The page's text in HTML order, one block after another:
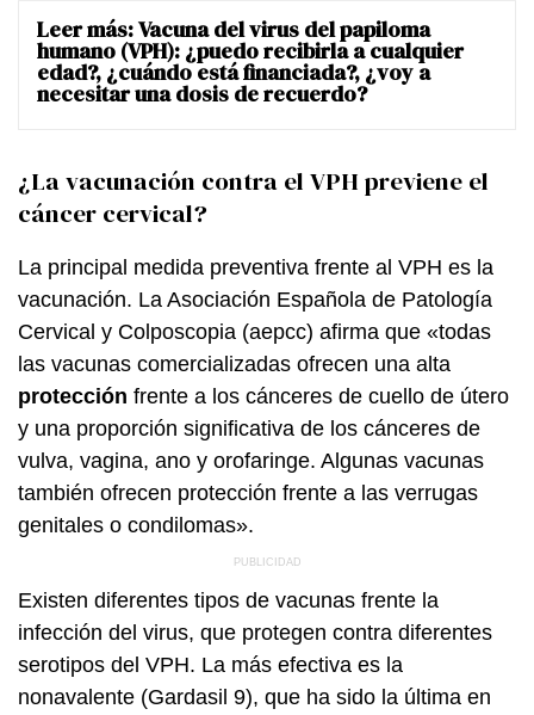
Leer más:Vacuna del virus del papiloma
humano (VPH): ¿puedo recibirla a cualquier
edad?, ¿cuándo está financiada?, ¿voy a
necesitar una dosis de recuerdo?
¿La vacunación contra el VPH previene el
cáncer cervical?
La principal medida preventiva frente al VPH es la
vacunación. La Asociación Española de Patología
Cervical y Colposcopia (aepcc) afirma que «todas
las vacunas comercializadas ofrecen una alta
protección frente a los cánceres de cuello de útero
y una proporción significativa de los cánceres de
vulva, vagina, ano y orofaringe. Algunas vacunas
también ofrecen protección frente a las verrugas
genitales o condilomas».
Existen diferentes tipos de vacunas frente la
infección del virus, que protegen contra diferentes
serotipos del VPH. La más efectiva es la
nonavalente (Gardasil 9), que ha sido la última en